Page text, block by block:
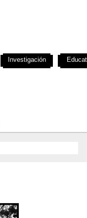
Investigación